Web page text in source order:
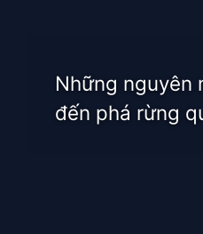
Những nguyên
đến phá rừng